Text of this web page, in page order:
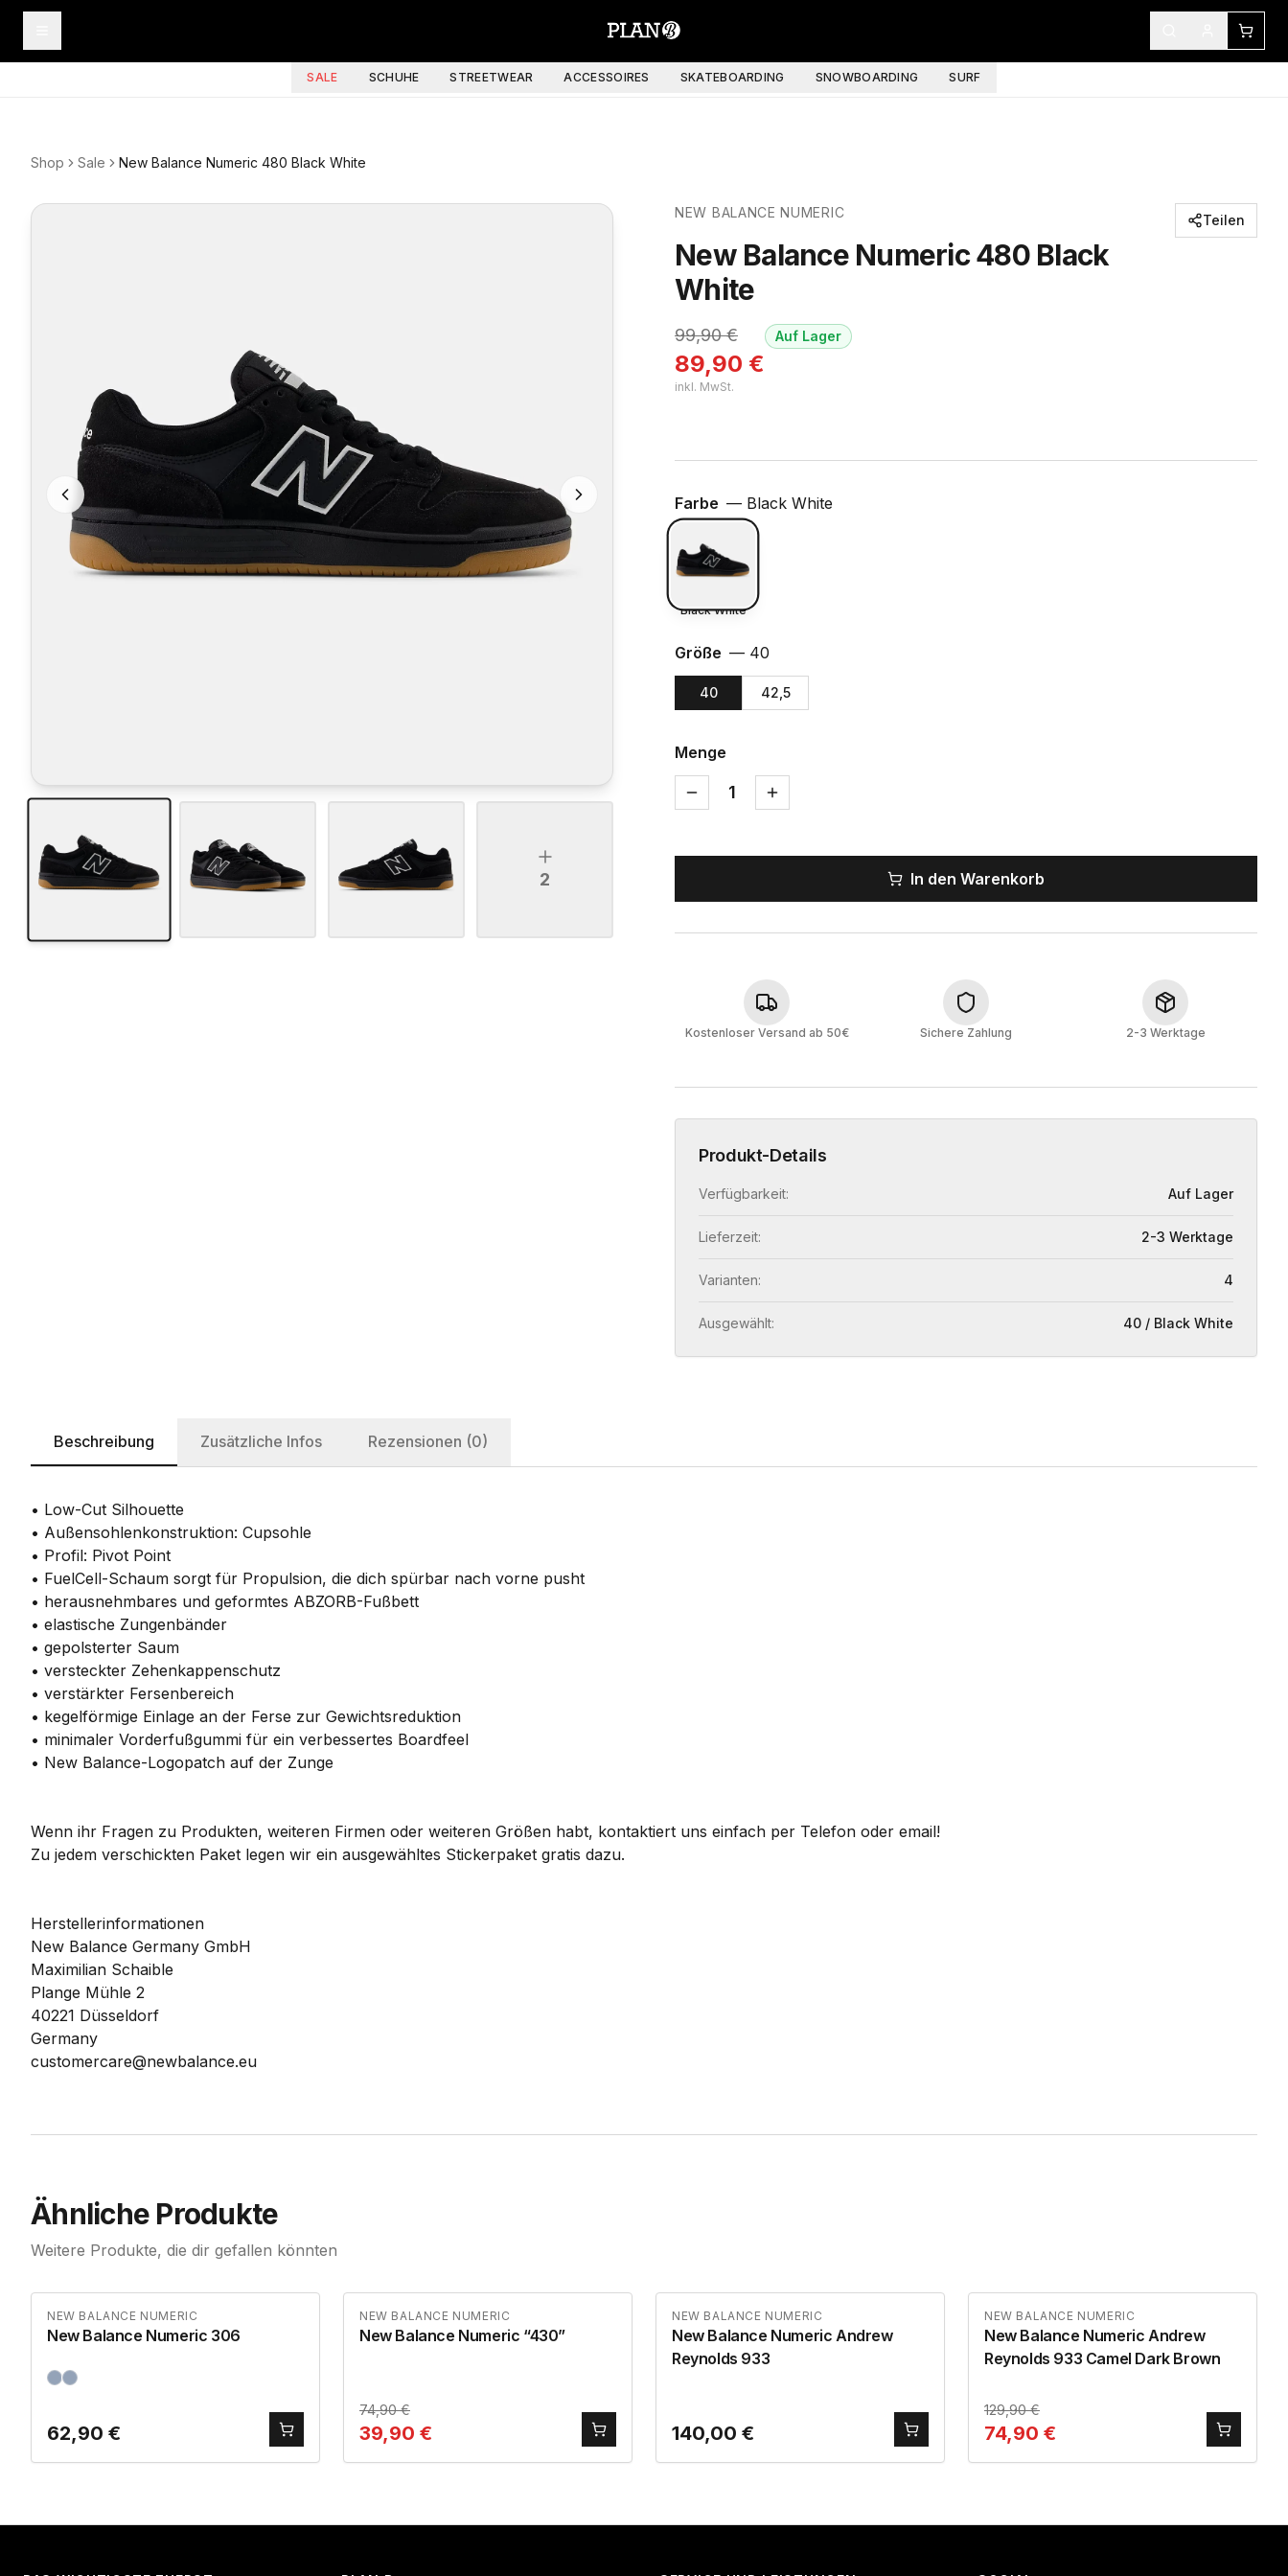
SALE SCHUHE STREETWEAR ACCESSOIRES SKATEBOARDING SNOWBOARDING SURF
Shop Sale New Balance Numeric 480 Black White
2
NEW BALANCE NUMERIC
New Balance Numeric 480 Black
White
99,90€
89,90 €
inkl. MwSt.
Auf Lager
Teilen
Farbe — Black White
Black White
Größe — 40
40 42,5
Menge
1
In den Warenkorb
Kostenloser Versand ab 50€ Sichere Zahlung 2-3 Werktage
Produkt-Details
Verfügbarkeit: Auf Lager
Lieferzeit: 2-3 Werktage
Varianten: 4
Ausgewählt: 40 / Black White
Beschreibung Zusätzliche Infos Rezensionen (0)
• Low-Cut Silhouette
• Außensohlenkonstruktion: Cupsohle
• Profil: Pivot Point
• FuelCell-Schaum sorgt für Propulsion, die dich spürbar nach vorne pusht
• herausnehmbares und geformtes ABZORB-Fußbett
• elastische Zungenbänder
• gepolsterter Saum
• versteckter Zehenkappenschutz
• verstärkter Fersenbereich
• kegelförmige Einlage an der Ferse zur Gewichtsreduktion
• minimaler Vorderfußgummi für ein verbessertes Boardfeel
• New Balance-Logopatch auf der Zunge
Wenn ihr Fragen zu Produkten, weiteren Firmen oder weiteren Größen habt, kontaktiert uns einfach per Telefon oder email!
Zu jedem verschickten Paket legen wir ein ausgewähltes Stickerpaket gratis dazu.
Herstellerinformationen
New Balance Germany GmbH
Maximilian Schaible
Plange Mühle 2
40221 Düsseldorf
Germany
customercare@newbalance.eu
Ähnliche Produkte
Weitere Produkte, die dir gefallen könnten
NEW BALANCE NUMERIC
New Balance Numeric 306
62,90 €
NEW BALANCE NUMERIC
New Balance Numeric “430”
74,90€
39,90 €
NEW BALANCE NUMERIC
New Balance Numeric Andrew
Reynolds 933
140,00 €
NEW BALANCE NUMERIC
New Balance Numeric Andrew
Reynolds 933 Camel Dark Brown
129,90€
74,90 €